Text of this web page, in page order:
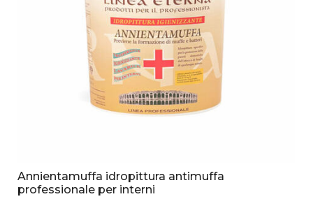
Annientamuffa idropittura antimuffa
professionale per interni